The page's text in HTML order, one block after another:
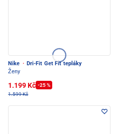
Nike · Dri-Fit Get Fit tepláky
Ženy
1.199 Kč -25 %
1.599 Kč